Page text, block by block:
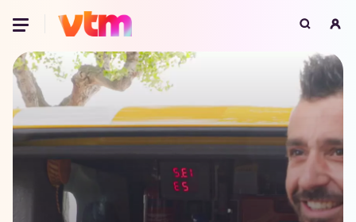
Voor je onze programma's gaat ontdekken,
best je browser updaten of hieronder één
van de ondersteunde browsers
downloaden.
Download
Firefox Download